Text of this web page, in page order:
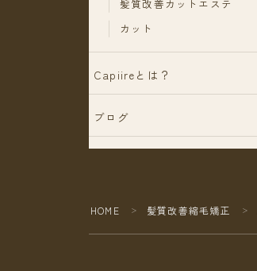
髪質改善カットエステ
カット
Capiireとは？
ブログ
HOME ＞ 髪質改善縮毛矯正 ＞